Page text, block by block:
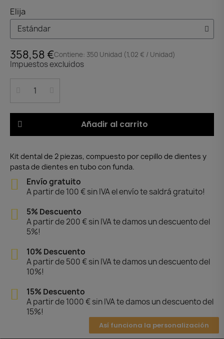
Elija
358,58 €Contiene: 350 Unidad (1,02 € / Unidad)
Impuestos excluidos
Añadir al carrito
Kit dental de 2 piezas, compuesto por cepillo de dientes y
pasta de dientes en tubo con funda.
Envío gratuito
A partir de 100 € sin IVA el envío te saldrá gratuito!
5% Descuento
A partir de 200 € sin IVA te damos un descuento del
5%!
10% Descuento
A partir de 500 € sin IVA te damos un descuento del
10%!
15% Descuento
A partir de 1000 € sin IVA te damos un descuento del
15%!
Así funciona la personalización